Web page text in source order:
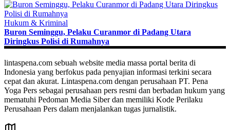
Hukum & Kriminal
Buron Seminggu, Pelaku Curanmor di Padang Utara
Diringkus Polisi di Rumahnya
lintaspena.com sebuah website media massa portal berita di
Indonesia yang berfokus pada penyajian informasi terkini secara
cepat dan akurat. Lintaspena.com dengan perusahaan PT. Pena
Yoga Pers sebagai perusahaan pers resmi dan berbadan hukum yang
mematuhi Pedoman Media Siber dan memiliki Kode Perilaku
Perusahaan Pers dalam menjalankan tugas jurnalistik.